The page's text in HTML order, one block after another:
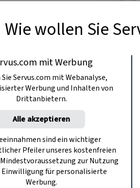
Wie wollen Sie
mit Werbung
Servus.com mit Webanalyse,
Werbung und Inhalten von
Drittanbietern.
Alle akzeptieren
sind ein wichtiger
Pfeiler unseres kostenfreien
zur Nutzung
für personalisierte
Werbung.